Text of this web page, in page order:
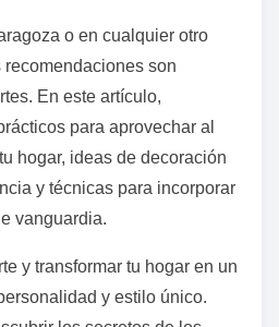
o en cualquier otro
recomendaciones son
En este artículo,
para aprovechar al
hogar, ideas de decoración
y técnicas para incorporar
vanguardia.
y transformar tu hogar en un
y estilo único.